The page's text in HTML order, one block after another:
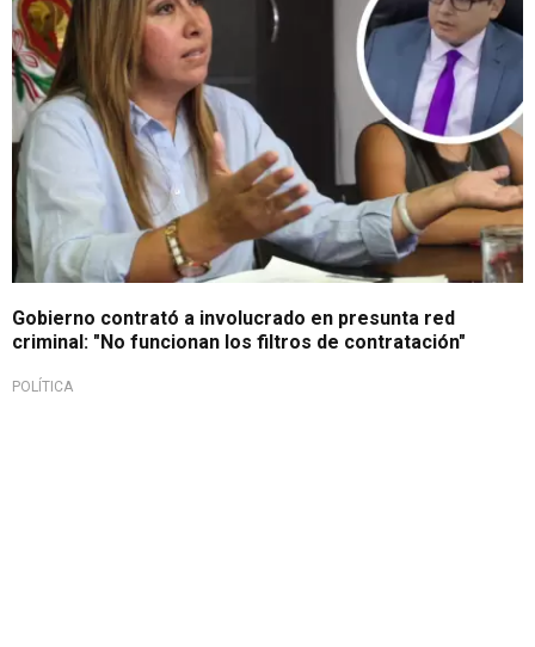
Gobierno contrató a involucrado en presunta red
criminal: "No funcionan los filtros de contratación"
POLÍTICA